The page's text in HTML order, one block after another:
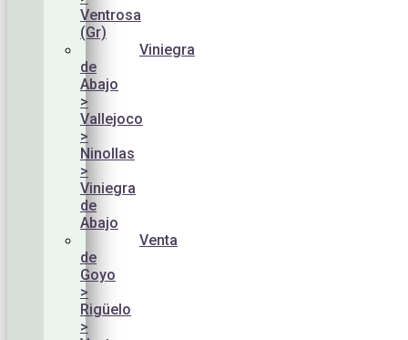
Ventrosa
(Gr)
Viniegra
de
Abajo
>
Vallejoco
>
Ninollas
>
Viniegra
de
Abajo
Venta
de
Goyo
>
Rigüelo
>